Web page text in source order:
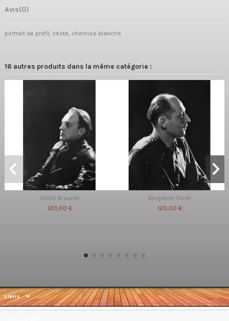
Avis(0)
portrait de profil, veste, chemise blanche
16 autres produits dans la même catégorie :
Victor Brauner
120,00 €
Benjamin Péret
120,00 €
Liens